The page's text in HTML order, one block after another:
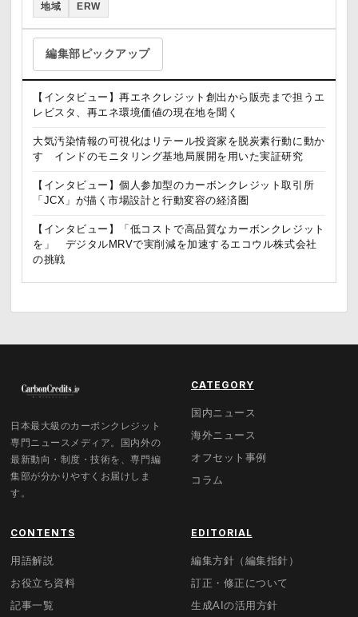
地域 ERW
編集部ピックアップ
【インタビュー】再エネクレジット創出から販売まで担うエ
レビスタ、再エネ環境価値の現在地を聞く
大気汚染情報の可視化はリテール投資家を脱炭素行動に動か
す インドのモニタリング基地局展開を用いた実証研究
【インタビュー】個人参加型のカーボンクレジット取引所
「JCX」が描く市場設計と行動変容の経済圏
【インタビュー】「低コストで高品質なカーボンクレジット
を」 デジタルMRVで実削減を加速するエコウル株式会社
の挑戦
日本最大級のカーボンクレジット
専門ニュースメディア。国内外の
最新動向・制度・技術を、専門編
集部が分かりやすくお届けしま
す。
CATEGORY
国内ニュース
海外ニュース
オフセット事例
コラム
CONTENTS
用語解説
お役立ち資料
記事一覧
EDITORIAL
編集方針（編集指針）
訂正・修正について
生成AIの活用方針